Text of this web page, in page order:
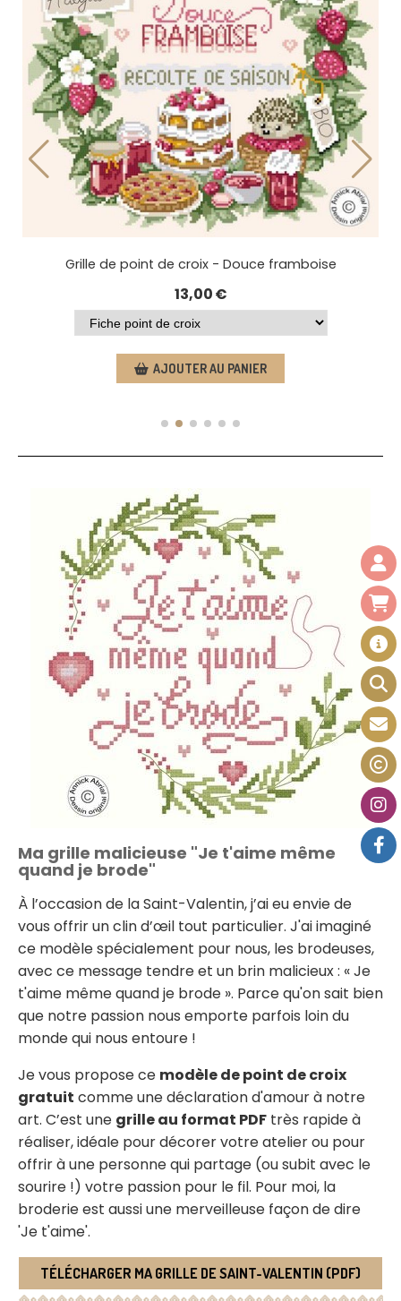
Modèle point de croix - L'abri doré
13,00€
AJOUTER AU PANIER
Ma grille malicieuse "Je t'aime même
quand je brode"
À l’occasion de la Saint-Valentin, j’ai eu envie de
vous offrir un clin d’œil tout particulier. J'ai imaginé
ce modèle spécialement pour nous, les brodeuses,
avec ce message tendre et un brin malicieux : « Je
t'aime même quand je brode ». Parce qu'on sait bien
que notre passion nous emporte parfois loin du
monde qui nous entoure !
Je vous propose ce modèle de point de croix
gratuit comme une déclaration d'amour à notre
art. C’est une grille au format PDF très rapide à
réaliser, idéale pour décorer votre atelier ou pour
offrir à une personne qui partage (ou subit avec le
sourire !) votre passion pour le fil. Pour moi, la
broderie est aussi une merveilleuse façon de dire
'Je t'aime'.
TÉLÉCHARGER MA GRILLE DE SAINT-VALENTIN (PDF)